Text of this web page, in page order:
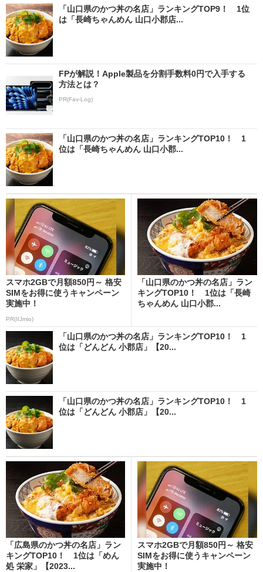
「山口県のかつ丼の名店」ランキングTOP9！ 1位
は「長崎ちゃんめん 山口小郡店...
FPが解説！Apple製品を分割手数料0円で入手する
方法とは？
PR(Fav-Log)
「山口県のかつ丼の名店」ランキングTOP10！ 1
位は「長崎ちゃんめん 山口小郡...
スマホ2GBで月額850円～ 格安
SIMをお得に使うキャンペーン
実施中！
PR(IIJmio)
「山口県のかつ丼の名店」ラン
キングTOP10！ 1位は「長崎
ちゃんめん 山口小郡...
「山口県のかつ丼の名店」ランキングTOP10！ 1
位は「どんどん 小郡店」【20...
「山口県のかつ丼の名店」ランキングTOP10！ 1
位は「どんどん 小郡店」【20...
「広島県のかつ丼の名店」ラン
キングTOP10！ 1位は「めん
処 栄家」【2023...
スマホ2GBで月額850円～ 格安
SIMをお得に使うキャンペーン
実施中！